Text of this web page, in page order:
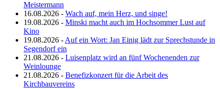
Meistermann
16.08.2026 - Wach auf, mein Herz, und singe!
19.08.2026 - Minski macht auch im Hochsommer Lust auf
Kino
19.08.2026 - Auf ein Wort: Jan Einig lädt zur Sprechstunde in
Segendorf ein
21.08.2026 - Luisenplatz wird an fünf Wochenenden zur
Weinlounge
21.08.2026 - Benefizkonzert für die Arbeit des
Kirchbauvereins